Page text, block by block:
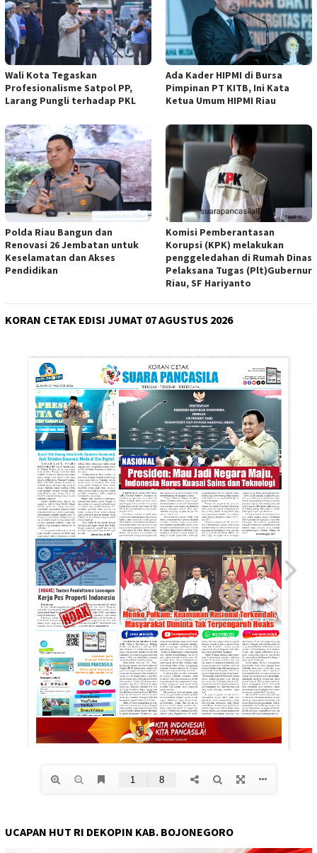
Wali Kota Tegaskan
Profesionalisme Satpol PP,
Larang Pungli terhadap PKL
Ada Kader HIPMI di Bursa
Pimpinan PT KITB, Ini Kata
Ketua Umum HIPMI Riau
Polda Riau Bangun dan
Renovasi 26 Jembatan untuk
Keselamatan dan Akses
Pendidikan
Komisi Pemberantasan
Korupsi (KPK) melakukan
penggeledahan di Rumah Dinas
Pelaksana Tugas (Plt)Gubernur
Riau, SF Hariyanto
KORAN CETAK EDISI JUMAT 07 AGUSTUS 2026
UCAPAN HUT RI DEKOPIN KAB. BOJONEGORO